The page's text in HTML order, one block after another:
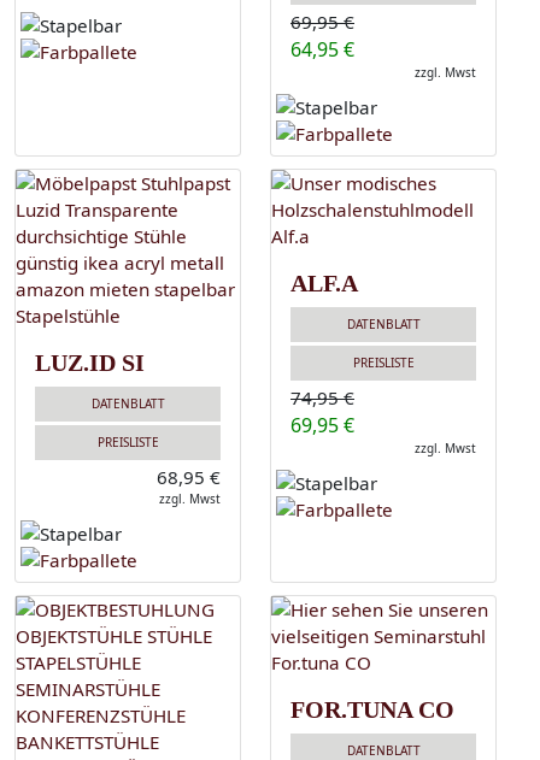
69,95 €
64,95 €
zzgl. Mwst
LUZ.ID SI
DATENBLATT
PREISLISTE
68,95 €
zzgl. Mwst
ALF.A
DATENBLATT
PREISLISTE
74,95 €
69,95 €
zzgl. Mwst
FOR.TUNA CO
DATENBLATT